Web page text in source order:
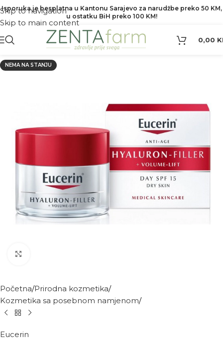
Skip to navigation
Skip to main content
Isporuka je besplatna u Kantonu Sarajevo za narudžbe preko 50 KM,
u ostatku BiH preko 100 KM!
0,00
NEMA NA STANJU
Početna Prirodna kozmetika
Kozmetika sa posebnom namjenom
Eucerin